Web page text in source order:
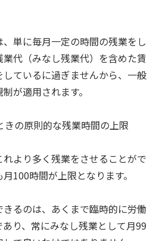
単に毎月一定の時間の残業をし
代（みなし残業代）を含めた賃
ているに過ぎませんから、一般
が適用されます。
きの原則的な残業時間の上限
より多く残業をさせることがで
100時間が上限となります。
るのは、あくまで臨時的に労働
り、常にみなし残業として月99